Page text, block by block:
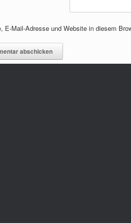
E-Mail-Adresse und Website in diesem